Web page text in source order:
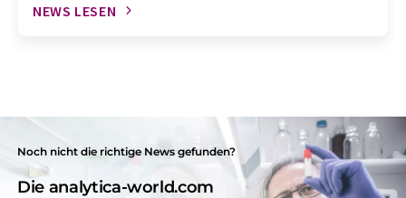
NEWS LESEN
Noch nicht die richtige News gefunden?
Die analytica-world.com